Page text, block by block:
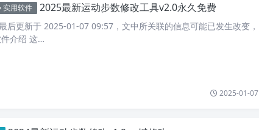
实用软件 2025最新运动步数修改工具v2.0永久免费
后更新于 2025-01-07 09:57，文中所关联的信息可能已发生改变，
介绍 这…
2025-01-07